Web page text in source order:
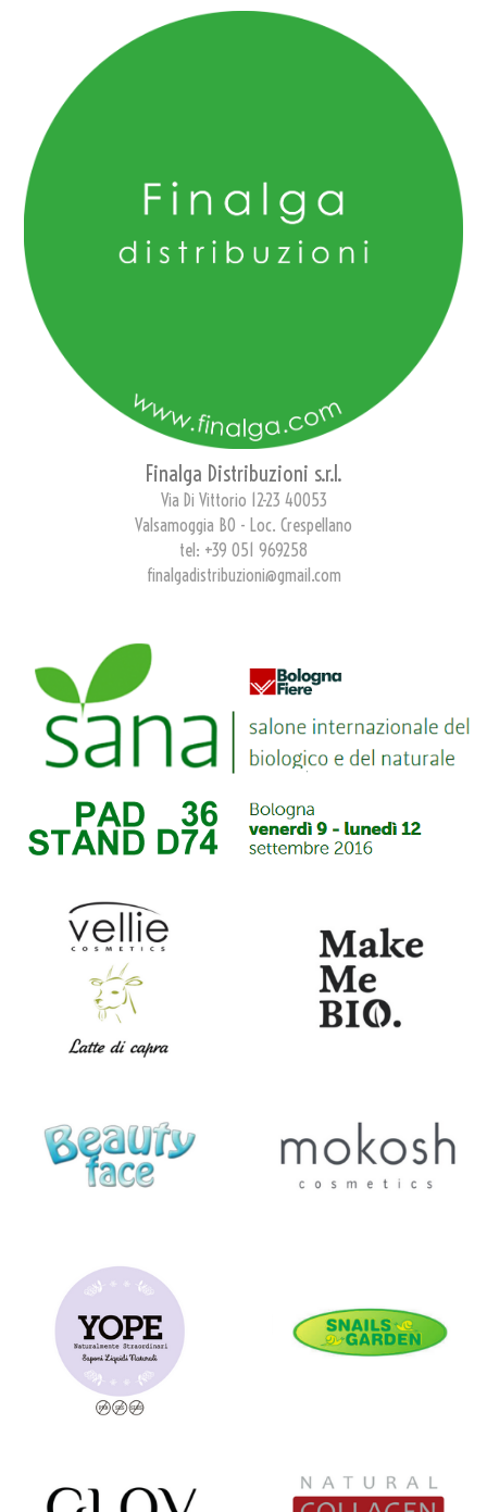
Finalga Distribuzioni s.r.l.
Via Di Vittorio 12-23 40053
Valsamoggia BO - Loc. Crespellano
tel: +39 051 969258
finalgadistribuzioni@gmail.com